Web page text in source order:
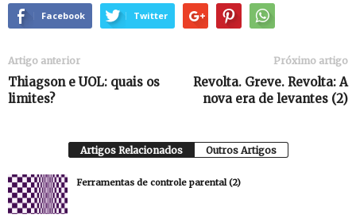
Facebook Twitter
Artigo anterior
Thiagson e UOL: quais os
limites?
Próximo artigo
Revolta. Greve. Revolta: A
nova era de levantes (2)
Artigos Relacionados Outros Artigos
Ferramentas de controle parental (2)